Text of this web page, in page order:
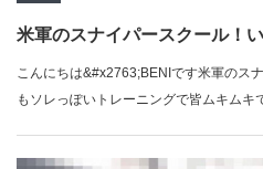
米軍のスナイパースクール！
こんにちは&#x2763;BENIです米軍のス
もソレっぽいトレーニングで皆ムキム